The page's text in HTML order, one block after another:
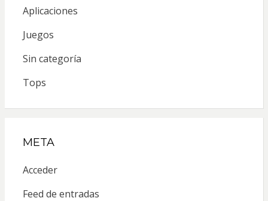
Aplicaciones
Juegos
Sin categoría
Tops
META
Acceder
Feed de entradas